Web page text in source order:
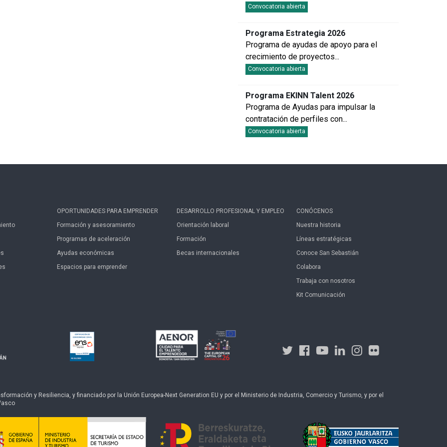
Convocatoria abierta
...
Programa Estrategia 2026
Convocatoria abierta
Programa de ayudas de apoyo para el
crecimiento de proyectos
...
Programa EKINN Talent 2026
Convocatoria abierta
Programa de Ayudas para impulsar la
contratación de perfiles con
...
OPORTUNIDADES PARA EMPRENDER
Formación y asesoramiento
Programas de aceleración
Ayudas económicas
Espacios para emprender
DESARROLLO PROFESIONAL Y EMPLEO
Orientación laboral
Formación
Becas internacionales
CONÓCENOS
Nuestra historia
Líneas estratégicas
Conoce San Sebastián
Colabora
Trabaja con nosotros
Kit Comunicación
y Resiliencia, y financiado por la Unión Europea-Next Generation EU y por el Ministerio de Industria, Comercio y Turismo, y por el